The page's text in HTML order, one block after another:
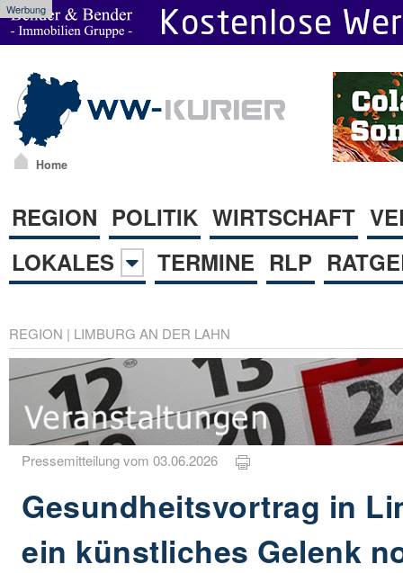
Werbung
Home
REGION POLITIK WIRTSCHAFT
LOKALES
TERMINE RLP
REGION | LIMBURG AN DER LAHN
Pressemitteilung vom 03.06.2026
Gesundheitsvortrag in
ein künstliches Gelenk